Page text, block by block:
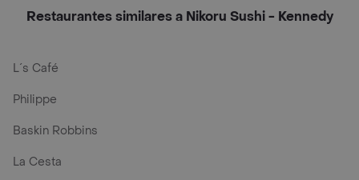
Restaurantes similares a Nikoru Sushi - Kennedy
L´s Café
Philippe
Baskin Robbins
La Cesta